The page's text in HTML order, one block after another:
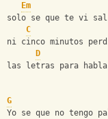
Em
solo se que te vi
C
ni cinco minutos
D
las letras para
G
Yo se que no tengo